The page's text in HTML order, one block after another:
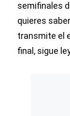
semifinales
quieres
transmite el
final, sigue